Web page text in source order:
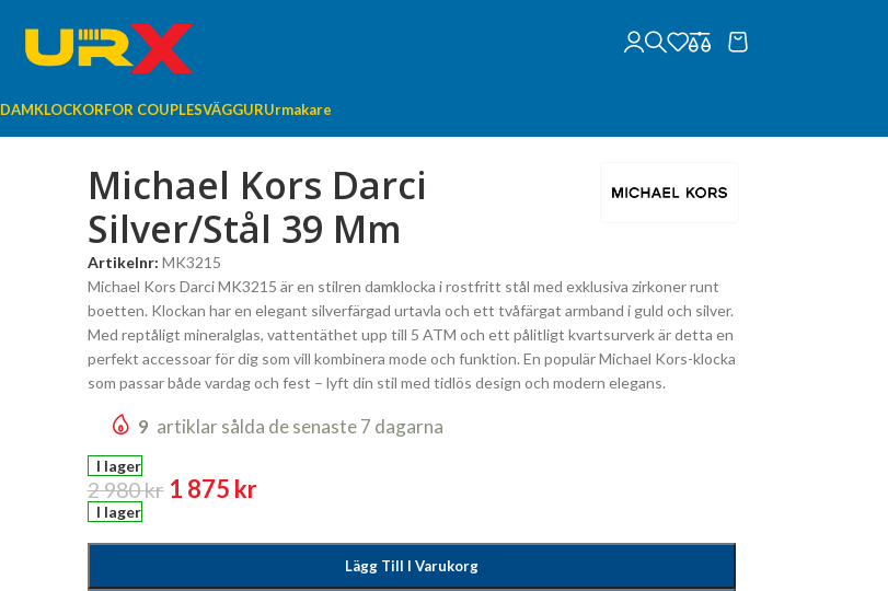
DAMKLOCKORFOR COUPLESVÄGGURUrmakare
Michael Kors Darci
Silver/Stål 39 Mm
Artikelnr: MK3215
Michael Kors Darci MK3215 är en stilren damklocka i rostfritt stål med exklusiva zirkoner runt
boetten. Klockan har en elegant silverfärgad urtavla och ett tvåfärgat armband i guld och silver.
Med reptåligt mineralglas, vattentäthet upp till 5 ATM och ett pålitligt kvartsurverk är detta en
perfekt accessoar för dig som vill kombinera mode och funktion. En populär Michael Kors-klocka
som passar både vardag och fest – lyft din stil med tidlös design och modern elegans.
9 artiklar sålda de senaste 7 dagarna
I lager
2 980kr 1 875 kr
I lager
Lägg Till I Varukorg